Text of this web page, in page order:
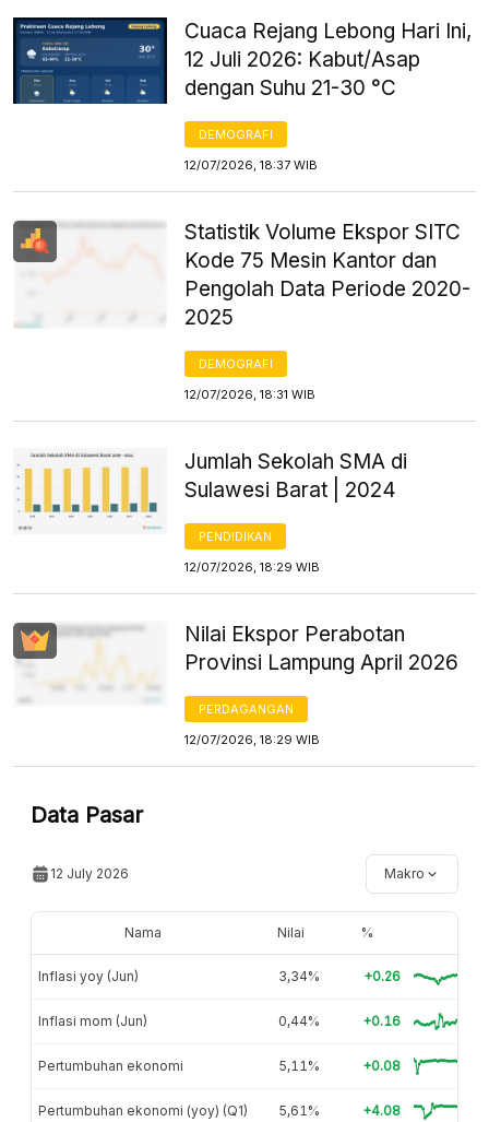
Cuaca Rejang Lebong Hari Ini,
12 Juli 2026: Kabut/Asap
dengan Suhu 21-30 °C
DEMOGRAFI
12/07/2026, 18:37 WIB
Statistik Volume Ekspor SITC
Kode 75 Mesin Kantor dan
Pengolah Data Periode 2020-
2025
DEMOGRAFI
12/07/2026, 18:31 WIB
Jumlah Sekolah SMA di
Sulawesi Barat | 2024
PENDIDIKAN
12/07/2026, 18:29 WIB
Nilai Ekspor Perabotan
Provinsi Lampung April 2026
PERDAGANGAN
12/07/2026, 18:29 WIB
Data Pasar
12 July 2026 Makro
Nama Nilai %
Inflasi yoy (Jun) 3,34% +0.26
Inflasi mom (Jun) 0,44% +0.16
Pertumbuhan ekonomi 5,11% +0.08
Pertumbuhan ekonomi (yoy) (Q1) 5,61% +4.08